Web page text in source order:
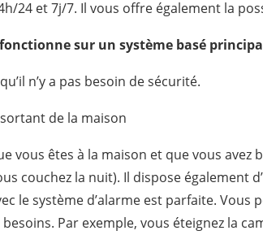
24 et 7j/7. Il vous offre également la
sur un système basé
n’y a pas besoin de sécurité.
sortant de la maison
vous êtes à la maison et que vous avez
couchez la nuit). Il dispose également
le système d’alarme est parfaite.
Par exemple, vous éteignez la